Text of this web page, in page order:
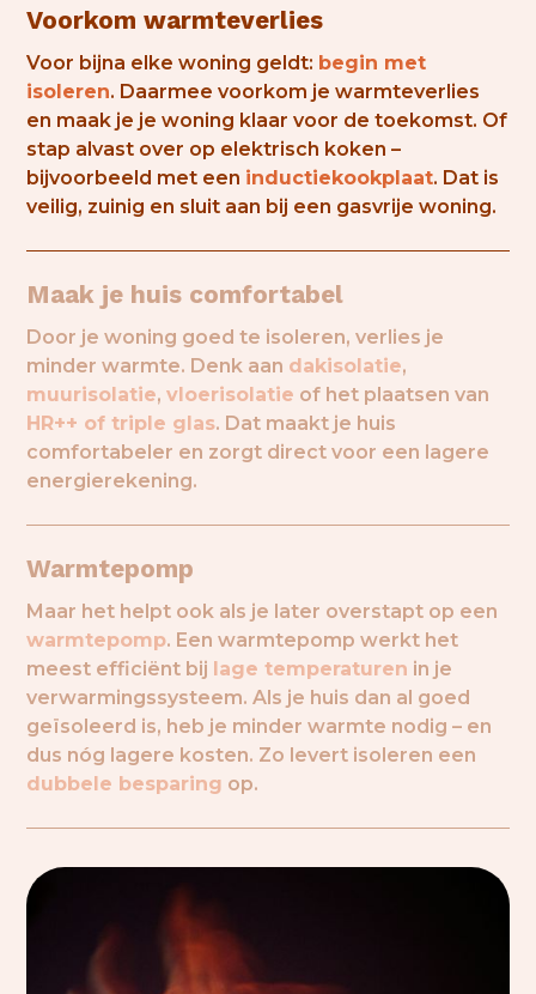
Voorkom warmteverlies
Voor bijna elke woning geldt: begin met
isoleren. Daarmee voorkom je warmteverlies
en maak je je woning klaar voor de toekomst. Of
stap alvast over op elektrisch koken –
bijvoorbeeld met een inductiekookplaat. Dat is
veilig, zuinig en sluit aan bij een gasvrije woning.
Maak je huis comfortabel
Door je woning goed te isoleren, verlies je
minder warmte. Denk aan dakisolatie,
muurisolatie,vloerisolatie of het plaatsen van
HR++ of triple glas. Dat maakt je huis
comfortabeler en zorgt direct voor een lagere
energierekening.
Warmtepomp
Maar het helpt ook als je later overstapt op een
warmtepomp. Een warmtepomp werkt het
meest efficiënt bij lage temperaturen in je
verwarmingssysteem. Als je huis dan al goed
geïsoleerd is, heb je minder warmte nodig – en
dus nóg lagere kosten. Zo levert isoleren een
dubbele besparing op.